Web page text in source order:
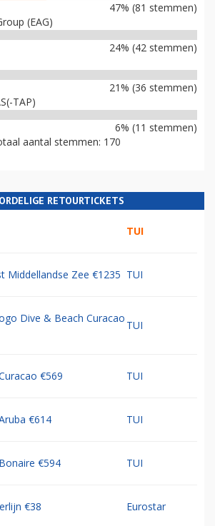
47% (81 stemmen)
(EAG)
24% (42 stemmen)
21% (36 stemmen)
TAP)
6% (11 stemmen)
aantal stemmen: 170
RETOURTICKETS
TUI
Middellandse Zee €1235 TUI
Dive & Beach Curacao
TUI
€569 TUI
€614 TUI
€594 TUI
€38 Eurostar